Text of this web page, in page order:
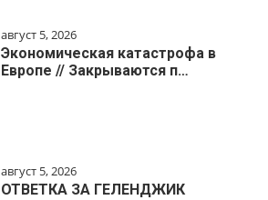
август 5, 2026
Экономическая катастрофа в
Европе // Закрываются п…
август 5, 2026
ОТВЕТКА ЗА ГЕЛЕНДЖИК